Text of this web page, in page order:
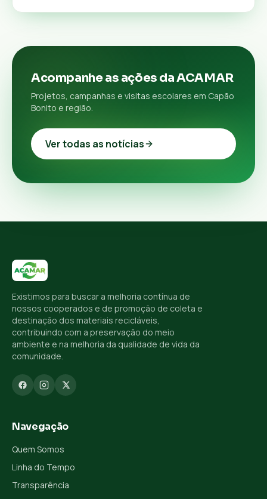
Acompanhe as ações da ACAMAR
Projetos, campanhas e visitas escolares em Capão
Bonito e região.
Ver todas as notícias
Existimos para buscar a melhoria contínua de
nossos cooperados e de promoção de coleta e
destinação dos materiais recicláveis,
contribuindo com a preservação do meio
ambiente e na melhoria da qualidade de vida da
comunidade.
Navegação
Quem Somos
Linha do Tempo
Transparência